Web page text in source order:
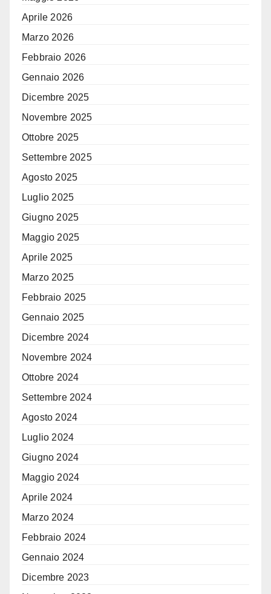
Aprile 2026
Marzo 2026
Febbraio 2026
Gennaio 2026
Dicembre 2025
Novembre 2025
Ottobre 2025
Settembre 2025
Agosto 2025
Luglio 2025
Giugno 2025
Maggio 2025
Aprile 2025
Marzo 2025
Febbraio 2025
Gennaio 2025
Dicembre 2024
Novembre 2024
Ottobre 2024
Settembre 2024
Agosto 2024
Luglio 2024
Giugno 2024
Maggio 2024
Aprile 2024
Marzo 2024
Febbraio 2024
Gennaio 2024
Dicembre 2023